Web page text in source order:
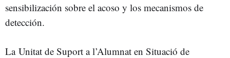
sensibilización sobre el acoso y los mecanismos de
detección.
La Unitat de Suport a l’Alumnat en Situació de